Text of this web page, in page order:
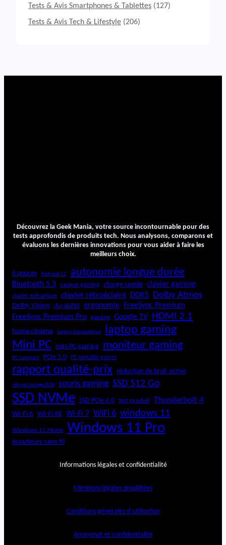
J
F
Tests & Avis Smartphones & Tablettes (127)
Tests & Avis Tech & Lifestyle (206)
Découvrez la Geek Mania, votre source incontournable pour des
tests approfondis de produits tech. Nous analysons, comparons et
évaluons les dernières innovations pour vous aider à faire les
meilleurs choix.
6 pouces Android 15 autonomie longue durée
Bluetooth 5.3 casque gaming charge rapide clavier gaming
clavier mécanique clavier rétroéclairé DDR5 Dolby Atmos
Dolby Vision durabilité ergonomie
FreeSync Premium
FreeSync Premium Pro
gaming Google TV HDMI 2.1
home cinéma laptop bureautique laptop gaming
Mini PC mini PC gaming moniteur gaming
PC compact PCIe 5.0 PC portable gamer
rapport qualité-prix réduction de bruit active
rétroéclairage RGB souris gaming SSD 512 Go
SSD NVMe SSD PCIe 4.0 test produit Thunderbolt 4
Wi-Fi 6 Wi-Fi 6E Wi-Fi 7 WiFi 6 windows 11
Windows 11 Home Windows 11 Pro
écouteurs sans fil
Informations légales et confidentialité
Mentions légales simplifiées
Conditions générales d’utilisation
Anonymat et confidentialité